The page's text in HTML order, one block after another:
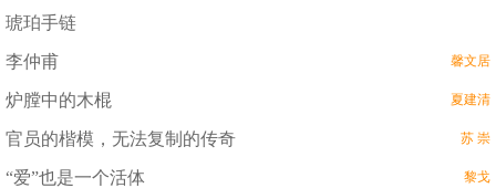
琥珀手链
李仲甫 馨文居
炉膛中的木棍 夏建清
官员的楷模，无法复制的传奇 苏 崇
“爱”也是一个活体 黎戈